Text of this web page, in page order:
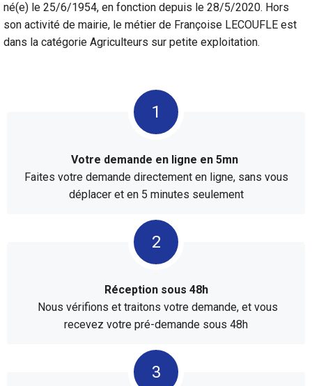
né(e) le 25/6/1954, en fonction depuis le 28/5/2020. Hors
son activité de mairie, le métier de Françoise LECOUFLE est
dans la catégorie Agriculteurs sur petite exploitation.
Votre demande en ligne en 5mn
Faites votre demande directement en ligne, sans vous
déplacer et en 5 minutes seulement
Réception sous 48h
Nous vérifions et traitons votre demande, et vous
recevez votre pré-demande sous 48h